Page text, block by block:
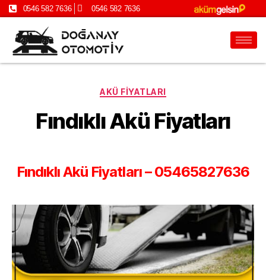
0546 582 7636 0546 582 7636
AKÜ FIYATLARI
Fındıklı Akü Fiyatları
Fındıklı Akü Fiyatları – 05465827636